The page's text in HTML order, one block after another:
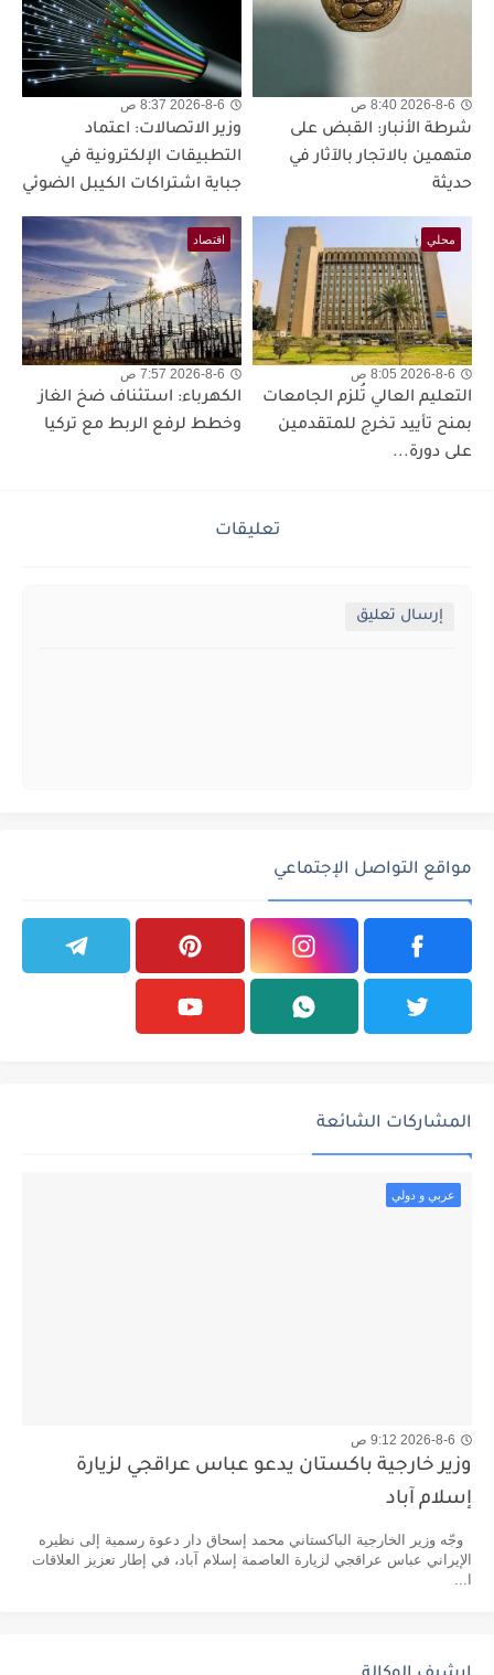
2026-8-6 8:40 ص
شرطة الأنبار: القبض على
متهمين بالاتجار بالآثار في
حديثة
2026-8-6 8:37 ص
وزير الاتصالات: اعتماد
التطبيقات الإلكترونية في
جباية اشتراكات الكيبل الضوئي
محلي
2026-8-6 8:05 ص
التعليم العالي تُلزم الجامعات
بمنح تأييد تخرج للمتقدمين
على دورة...
اقتصاد
2026-8-6 7:57 ص
الكهرباء: استئناف ضخ الغاز
وخطط لرفع الربط مع تركيا
تعليقات
إرسال تعليق
مواقع التواصل الإجتماعي
المشاركات الشائعة
عربي و دولي
2026-8-6 9:12 ص
وزير خارجية باكستان يدعو عباس عراقجي لزيارة
إسلام آباد
وجّه وزير الخارجية الباكستاني محمد إسحاق دار دعوة رسمية إلى نظيره
الإيراني عباس عراقجي لزيارة العاصمة إسلام آباد، في إطار تعزيز العلاقات